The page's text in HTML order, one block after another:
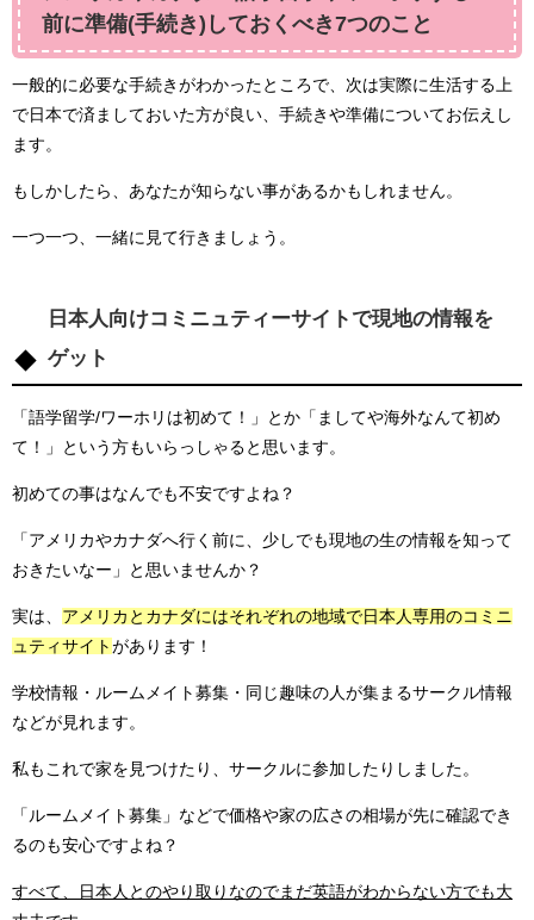
前に準備(手続き)しておくべき7つのこと
一般的に必要な手続きがわかったところで、次は実際に生活する上
で日本で済ましておいた方が良い、手続きや準備についてお伝えし
ます。
もしかしたら、あなたが知らない事があるかもしれません。
一つ一つ、一緒に見て行きましょう。
日本人向けコミニュティーサイトで現地の情報を
ゲット
「語学留学/ワーホリは初めて！」とか「ましてや海外なんて初め
て！」という方もいらっしゃると思います。
初めての事はなんでも不安ですよね？
「アメリカやカナダへ行く前に、少しでも現地の生の情報を知って
おきたいなー」と思いませんか？
実は、 アメリカとカナダにはそれぞれの地域で日本人専用のコミニ
ュティサイト があります！
学校情報・ルームメイト募集・同じ趣味の人が集まるサークル情報
などが見れます。
私もこれで家を見つけたり、サークルに参加したりしました。
「ルームメイト募集」などで価格や家の広さの相場が先に確認でき
るのも安心ですよね？
すべて、日本人とのやり取りなのでまだ英語がわからない方でも大